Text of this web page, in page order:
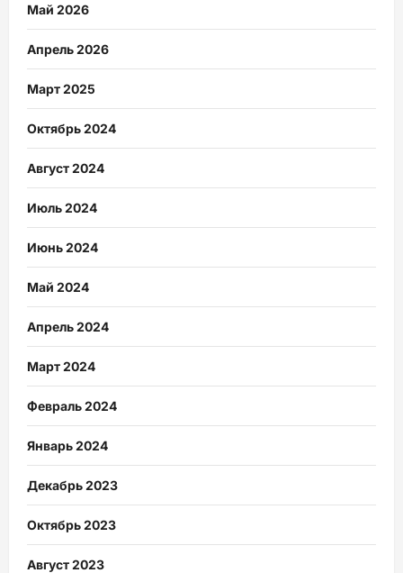
Май 2026
Апрель 2026
Март 2025
Октябрь 2024
Август 2024
Июль 2024
Июнь 2024
Май 2024
Апрель 2024
Март 2024
Февраль 2024
Январь 2024
Декабрь 2023
Октябрь 2023
Август 2023